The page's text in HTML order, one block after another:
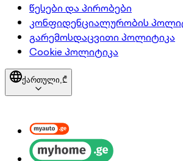
წესები და პირობები
კონფიდენციალურობის
გარემოსდაცვითი პოლიტიკა
Cookie პოლიტიკა
ქართული,₾